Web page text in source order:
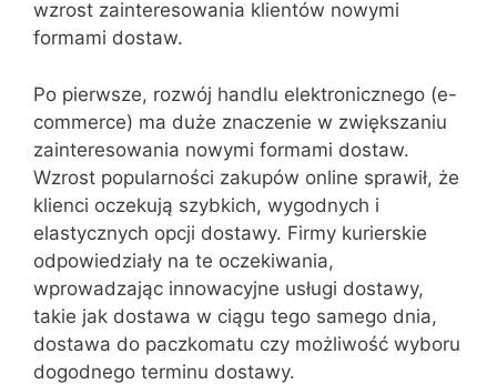
wzrost zainteresowania klientów nowymi
formami dostaw.
Po pierwsze, rozwój handlu elektronicznego (e-
commerce) ma duże znaczenie w zwiększaniu
zainteresowania nowymi formami dostaw.
Wzrost popularności zakupów online sprawił, że
klienci oczekują szybkich, wygodnych i
elastycznych opcji dostawy. Firmy kurierskie
odpowiedziały na te oczekiwania,
wprowadzając innowacyjne usługi dostawy,
takie jak dostawa w ciągu tego samego dnia,
dostawa do paczkomatu czy możliwość wyboru
dogodnego terminu dostawy.